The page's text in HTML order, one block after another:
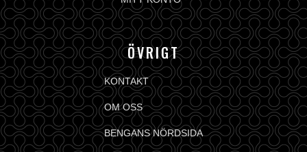
ÖVRIGT
KONTAKT
OM OSS
BENGANS NÖRDSIDA